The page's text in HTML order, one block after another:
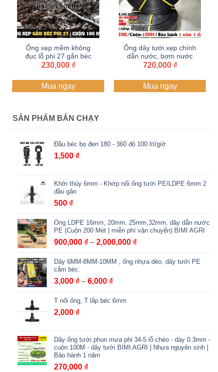
Ống xẹp mềm không
đục lỗ phi 27 gắn béc
dày 0.3mm cuộn 100
AGRI | Bảo hành 1
năm
230,000 ₫
Mua ngay
Ống dây tưới xẹp chính
dẫn nước, bơm nước
42 Dây dẫn tưới PE ,
nước, ống tải nước
cuộn 100 mét
720,000 ₫
Mua ngay
SẢN PHẨM BÁN CHẠY
Đầu béc bọ đen 180 - 360 độ 100 lít/giờ
1,500 ₫
Khởi thủy 6mm - Khớp nối ống tưới PE/LDPE 6mm 2
đầu gân
500 ₫
Ống LDPE 16mm, 20mm, 25mm,32mm, dây dẫn nước
PE (Cuộn 200 Mét | miễn phí vận chuyển) BIMI AGRI
900,000 ₫ – 2,000,000 ₫Khoảng
từ
Dây 6MM-8MM-10MM , ống nhựa dẻo, dây tưới PE
cắm béc.
3,000 ₫ – 6,000 ₫Khoảng
từ
T nối ống, T lắp béc 6mm
2,000 ₫
Dây ống tưới phun mưa phi 34-5 lỗ chéo - dày 0.3mm -
cuộn 100M - dây tưới BIMI AGRI | Nhựa nguyên sinh |
Bảo hành 1 năm
270,000 ₫